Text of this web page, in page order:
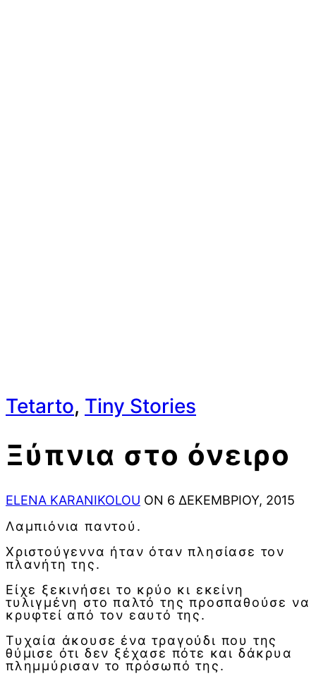
Tetarto, Tiny Stories
Ξύπνια στο όνειρο
ELENA KARANIKOLOU ON 6 ΔΕΚΕΜΒΡΊΟΥ, 2015
Λαµπιόνια παντού.
Χριστούγεννα ήταν όταν πλησίασε τον
πλανήτη της.
Είχε ξεκινήσει το κρύο κι εκείνη
τυλιγμένη στο παλτό της προσπαθούσε να
κρυφτεί από τον εαυτό της.
Τυχαία άκουσε ένα τραγούδι που της
θύμισε ότι δεν ξέχασε πότε και δάκρυα
πλημμύρισαν το πρόσωπό της.